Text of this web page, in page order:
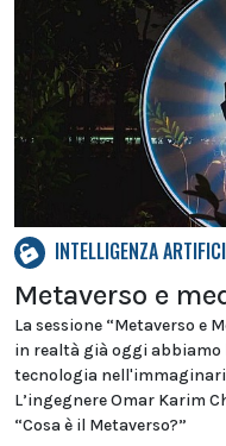
INTELLIGENZA
Metaverso e
La sessione “Metaverso e
in realtà già oggi
tecnologia
L’ingegnere Omar Karim
“Cosa è il Metaverso?”